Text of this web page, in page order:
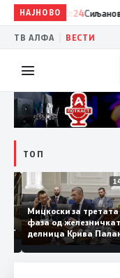
НАЈНОВО
20:24 Сиљановска
ТВ АЛФА ВЕСТИ
ТОП
15:20
Во
Мицкоски за
фаза од
делница Крива
– Деве Баир:
нема да заврши